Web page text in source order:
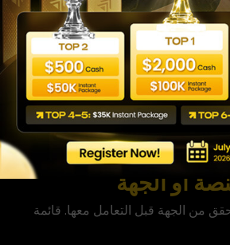
أو أسهم؟ تحتاج وسيط
إيجارًا؟ تحتاج وسيط عقار.
قد تحتاج محتوى تعليميًا لا
الأجل؟ قارن بين الوساطة،
والاستشارات المرخصة.
أو الجهة
من الجهة قبل التعامل معها. قائمة